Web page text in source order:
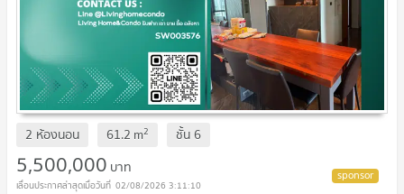
2 ห้องนอน 61.2 m2 ชั้น 6
5,500,000 บาท
02/08/2026 3:11:10